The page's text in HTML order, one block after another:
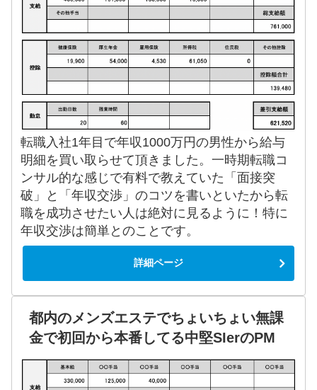
転職入社1年目で年収1000万円の男性から給与
明細を買い取らせて頂きました。一時期転職コ
ンサル的な感じで有料で教えていた「面接突
破」と「年収交渉」のコツを書いといたから転
職を成功させたい人は絶対に見るように！特に
年収交渉は簡単とのことです。
詳細ページ
都内のメンズエステでちょいちょい無課
金で初回から本番してる中堅SIerのPM